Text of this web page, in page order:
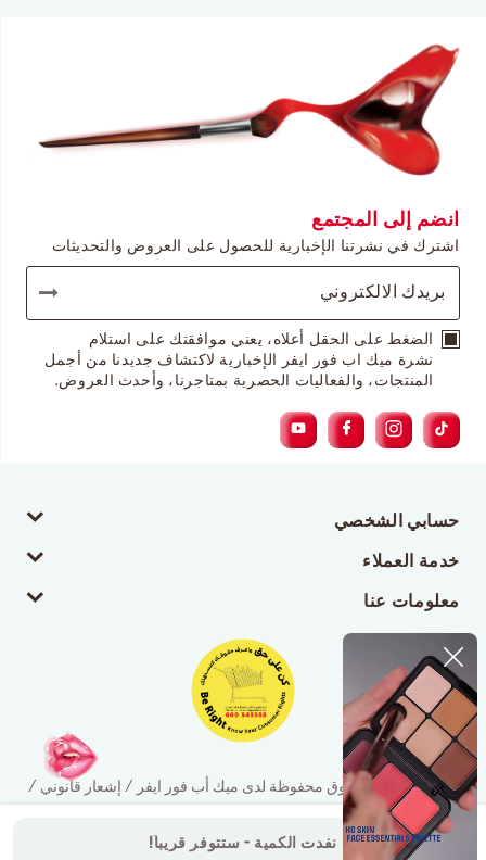
نفدت الكمية - ستتوفر قريباً!
انضم إلى المجتمع
اشترك في نشرتنا الإخبارية للحصول على العروض والتحديثات
الضغط على الحقل أعلاه، يعني موافقتك على استلام
نشرة ميك اب فور ايفر الإخبارية لاكتشاف جديدنا من أجمل
المنتجات، والفعاليات الحصرية بمتاجرنا، وأحدث العروض.
حسابي الشخصي
خدمة العملاء
معلومات عنا
© 2026 جميع الحقوق محفوظة لدى ميك أب فور ايفر / إشعار قانوني /
سياسة الخصوصية